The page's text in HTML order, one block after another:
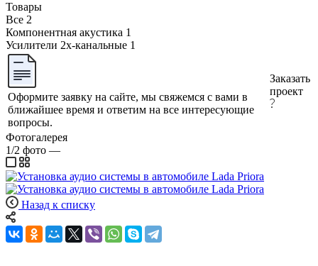
Товары
Все 2
Компонентная акустика 1
Усилители 2х-канальные 1
Оформите заявку на сайте, мы свяжемся с вами в
ближайшее время и ответим на все интересующие
вопросы.
Заказать
проект
Фотогалерея
1/2 фото —
Назад к списку